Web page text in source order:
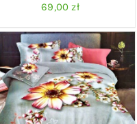
69,00zł
DODAJ DO KOSZYKA
/
SZCZEGÓŁY